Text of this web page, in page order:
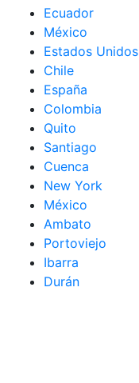
Ecuador
México
Estados Unidos
Chile
España
Colombia
Quito
Santiago
Cuenca
New York
México
Ambato
Portoviejo
Ibarra
Durán